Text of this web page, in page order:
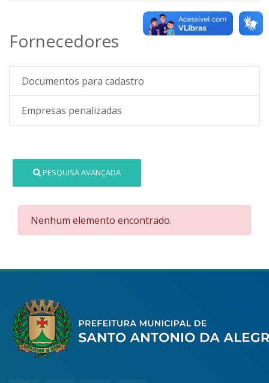
Fornecedores
Documentos para cadastro
Empresas penalizadas
PESQUISA AVANÇADA
Nenhum elemento encontrado.